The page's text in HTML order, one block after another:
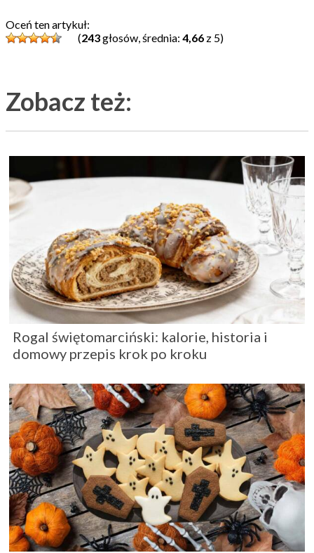
Oceń ten artykuł:
(243głosów, średnia: 4,66 z 5)
Zobacz też:
Rogal świętomarciński: kalorie, historia i
domowy przepis krok po kroku